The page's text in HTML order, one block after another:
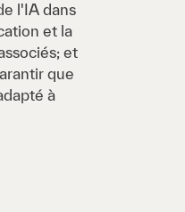
l'IA dans
et la
et
que
à